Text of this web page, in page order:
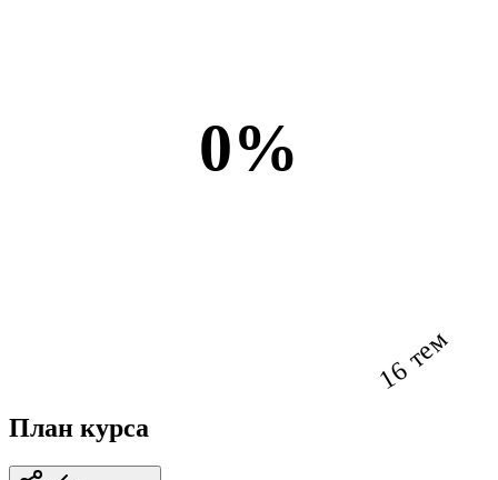
0%
16 тем
План курса